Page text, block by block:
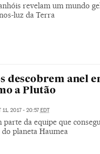
revelam um mundo
luz da Terra
descobrem anel
a Plutão
11, 2017 - 20:57EDT
parte da equipe que
planeta Haumea